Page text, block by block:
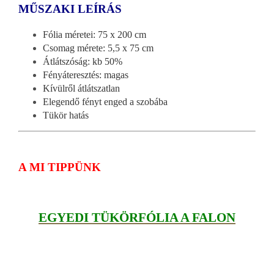
MŰSZAKI LEÍRÁS
Fólia méretei: 75 x 200 cm
Csomag mérete: 5,5 x 75 cm
Átlátszóság: kb 50%
Fényáteresztés: magas
Kívülről átlátszatlan
Elegendő fényt enged a szobába
Tükör hatás
A MI TIPPÜNK
EGYEDI TÜKÖRFÓLIA A FALON